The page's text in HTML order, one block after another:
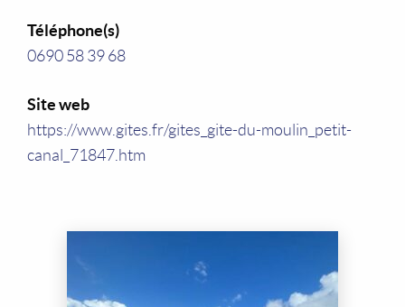
Téléphone(s)
0690 58 39 68
Site web
https://www.gites.fr/gites_gite-du-moulin_petit-
canal_71847.htm